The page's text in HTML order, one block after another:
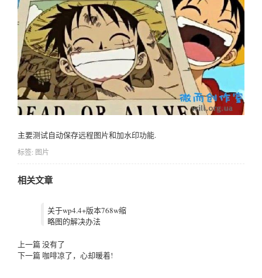
主要测试自动保存远程图片和加水印功能.
标签: 图片
相关文章
关于wp4.4+版本768w缩
略图的解决办法
上一篇没有了
下一篇 咖啡凉了，心却暖着!